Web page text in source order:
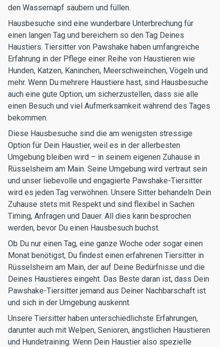
den Wassernapf säubern und füllen.
Hausbesuche sind eine wunderbare Unterbrechung für
einen langen Tag und bereichern so den Tag Deines
Haustiers. Tiersitter von Pawshake haben umfangreiche
Erfahrung in der Pflege einer Reihe von Haustieren wie
Hunden, Katzen, Kaninchen, Meerschweinchen, Vögeln und
mehr. Wenn Du mehrere Haustiere hast, sind Hausbesuche
auch eine gute Option, um sicherzustellen, dass sie alle
einen Besuch und viel Aufmerksamkeit während des Tages
bekommen.
Diese Hausbesuche sind die am wenigsten stressige
Option für Dein Haustier, weil es in der allerbesten
Umgebung bleiben wird – in seinem eigenen Zuhause in
Rüsselsheim am Main. Seine Umgebung wird vertraut sein
und unser liebevolle und engagierte Pawshake-Tiersitter
wird es jeden Tag verwöhnen. Unsere Sitter behandeln Dein
Zuhause stets mit Respekt und sind flexibel in Sachen
Timing, Anfragen und Dauer. All dies kann besprochen
werden, bevor Du einen Hausbesuch buchst.
Ob Du nur einen Tag, eine ganze Woche oder sogar einen
Monat benötigst, Du findest einen erfahrenen Tiersitter in
Rüsselsheim am Main, der auf Deine Bedürfnisse und die
Deines Haustieres eingeht. Das Beste daran ist, dass Dein
Pawshake-Tiersitter jemand aus Deiner Nachbarschaft ist
und sich in der Umgebung auskennt.
Unsere Tiersitter haben unterschiedlichste Erfahrungen,
darunter auch mit Welpen, Senioren, ängstlichen Haustieren
und Hundetraining. Wenn Dein Haustier also spezielle